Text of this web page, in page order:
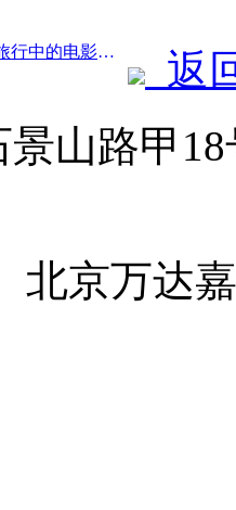
前一篇：巨片电影酒店：旅行中的电影梦工厂
返
山路甲
北京万